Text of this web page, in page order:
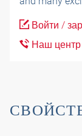
Войти /
Наш центр